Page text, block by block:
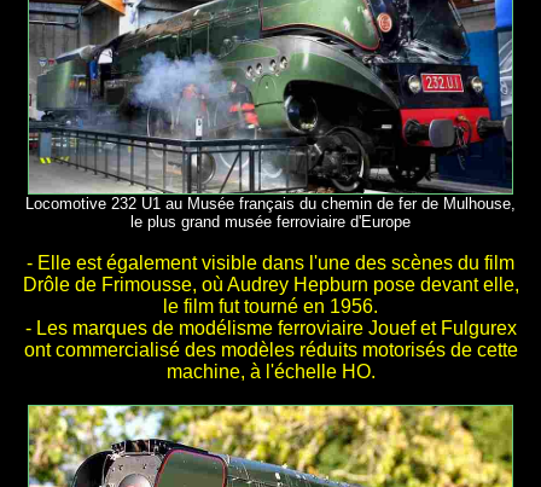
Locomotive 232 U1 au Musée français du chemin de fer de Mulhouse,
le plus grand musée ferroviaire d'Europe
- Elle est également visible dans l'une des scènes du film
Drôle de Frimousse, où Audrey Hepburn pose devant elle,
le film fut tourné en 1956.
- Les marques de modélisme ferroviaire Jouef et Fulgurex
ont commercialisé des modèles réduits motorisés de cette
machine, à l'échelle HO.